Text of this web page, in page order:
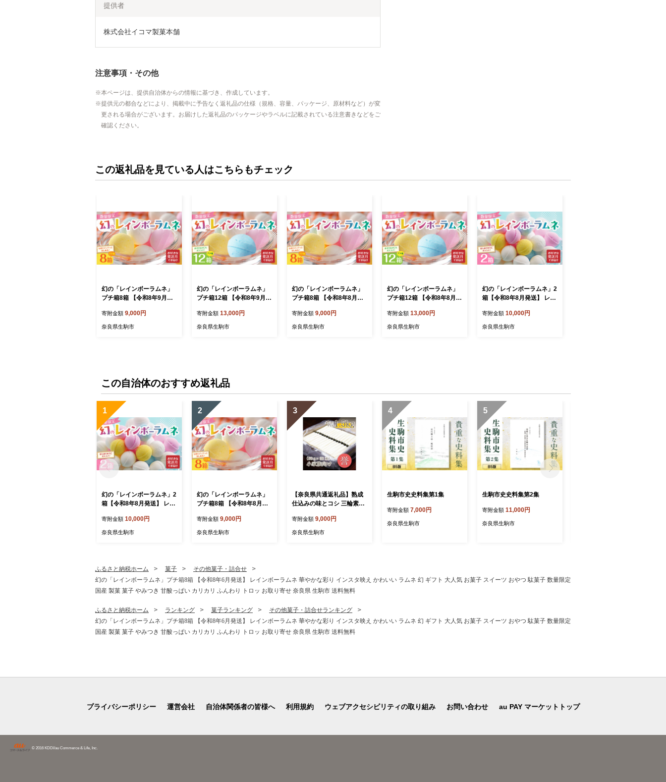
提供者
株式会社イコマ製菓本舗
注意事項・その他
本ページは、提供自治体からの情報に基づき、作成しています。
提供元の都合などにより、掲載中に予告なく返礼品の仕様（規格、容量、パッケージ、原材料など）が変
更される場合がございます。お届けした返礼品のパッケージやラベルに記載されている注意書きなどをご
確認ください。
この返礼品を見ている人はこちらもチェック
幻の「レインボーラムネ」
プチ箱8箱 【令和8年9月発
かな彩り インスタ映え かわ
いい ラムネ 幻 ギフト 大人
送料無料
寄附金額 9,000円
奈良県生駒市
幻の「レインボーラムネ」
プチ箱12箱 【令和8年9月発
かな彩り インスタ映え かわ
いい ラムネ 幻 ギフト 大人
送料無料
寄附金額 13,000円
奈良県生駒市
幻の「レインボーラムネ」
プチ箱8箱 【令和8年8月発
かな彩り インスタ映え かわ
いい ラムネ 幻 ギフト 大人
寄附金額 9,000円
奈良県生駒市
幻の「レインボーラムネ」
プチ箱12箱 【令和8年8月発
かな彩り インスタ映え かわ
いい ラムネ 幻 ギフト 大人
寄附金額 13,000円
奈良県生駒市
幻の「レインボーラムネ」2
箱【令和8年8月発送】 レイ
インスタ映え かわいい ラム
ネ 幻 ギフト 大人気 お菓子
寄附金額 10,000円
奈良県生駒市
この自治体のおすすめ返礼品
1
幻の「レインボーラムネ」2
箱【令和8年8月発送】 レイ
インスタ映え かわいい ラム
ネ 幻 ギフト 大人気 お菓子
ふんわり トロッ お取り寄せ
寄附金額 10,000円
奈良県生駒市
2
幻の「レインボーラムネ」
プチ箱8箱 【令和8年8月発
かな彩り インスタ映え かわ
いい ラムネ 幻 ギフト 大人
カリカリ ふんわり トロッ
送料無料
寄附金額 9,000円
奈良県生駒市
3
【奈良県共通返礼品】熟成
仕込みの味とコシ 三輪素麺
べきりサイズ そうめん ソー
メン 素麺 手延べ麺 乾麺 贈
寄附金額 9,000円
奈良県生駒市
4
生駒市史史料集第1集
寄附金額 7,000円
奈良県生駒市
5
生駒市史史料集第2集
寄附金額 11,000円
奈良県生駒市
ふるさと納税ホーム 菓子
その他菓子・詰合せ
幻の「レインボーラムネ」プチ箱8箱 【令和8年6月発送】 レインボーラムネ 華やかな彩り インスタ映え かわいい ラムネ 幻 ギフト 大人気 お菓子 スイーツ おやつ 駄菓子 数量限定
国産 製菓 菓子 やみつき 甘酸っぱい カリカリ ふんわり トロッ お取り寄せ 奈良県 生駒市 送料無料
ふるさと納税ホーム ランキング 菓子ランキング
その他菓子・詰合せランキング
幻の「レインボーラムネ」プチ箱8箱 【令和8年6月発送】 レインボーラムネ 華やかな彩り インスタ映え かわいい ラムネ 幻 ギフト 大人気 お菓子 スイーツ おやつ 駄菓子 数量限定
国産 製菓 菓子 やみつき 甘酸っぱい カリカリ ふんわり トロッ お取り寄せ 奈良県 生駒市 送料無料
プライバシーポリシー 運営会社 自治体関係者の皆様へ 利用規約 ウェブアクセシビリティの取り組み お問い合わせ au PAY マーケットトップ
© 2016 KDDI/au Commerce & Life, Inc.